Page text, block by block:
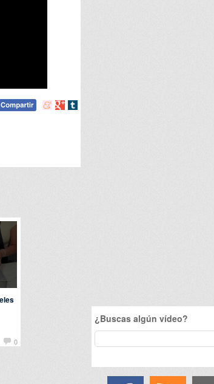
Compartir
Compartir
Compartir
0
¿Buscas algún vídeo?